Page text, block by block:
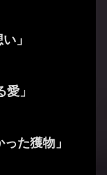
」
愛」
った獲物」